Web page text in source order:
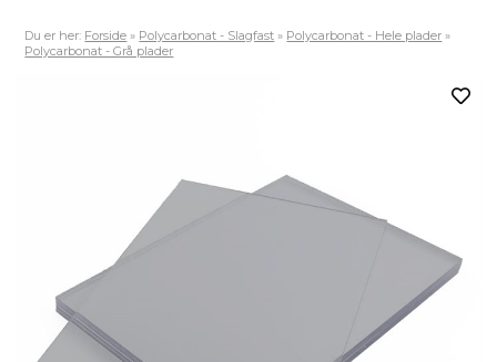
Du er her: Forside » Polycarbonat - Slagfast » Polycarbonat - Hele plader »
Polycarbonat - Grå plader